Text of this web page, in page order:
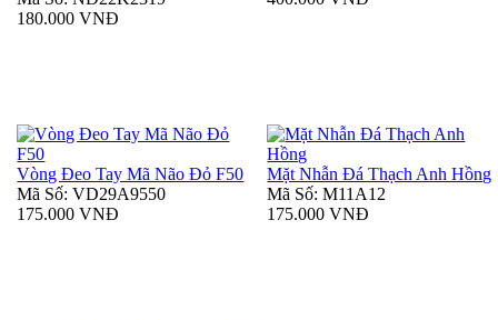
180.000 VNĐ
Vòng Đeo Tay Mã Não Đỏ F50
Mã Số: VD29A9550
175.000 VNĐ
Mặt Nhẫn Đá Thạch Anh Hồng
Mã Số: M11A12
175.000 VNĐ